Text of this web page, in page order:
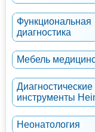
Функциональная
диагностика
Мебель
Диагностические
инструменты
Неонатология